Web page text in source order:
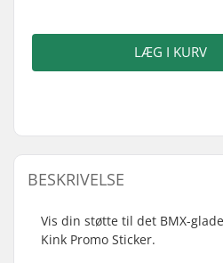
LÆG I KURV
BESKRIVELSE
Vis din støtte til det BMX-
Kink Promo Sticker.